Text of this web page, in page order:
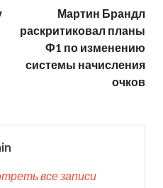
Мартин Брандл
раскритиковал планы
Ф1 по изменению
системы начисления
очков
все записи